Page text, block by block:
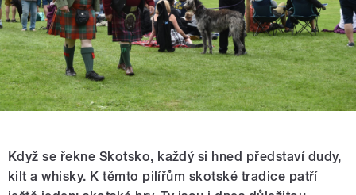
Když se řekne Skotsko, každý si hned představí dudy,
kilt a whisky. K těmto pilířům skotské tradice patří